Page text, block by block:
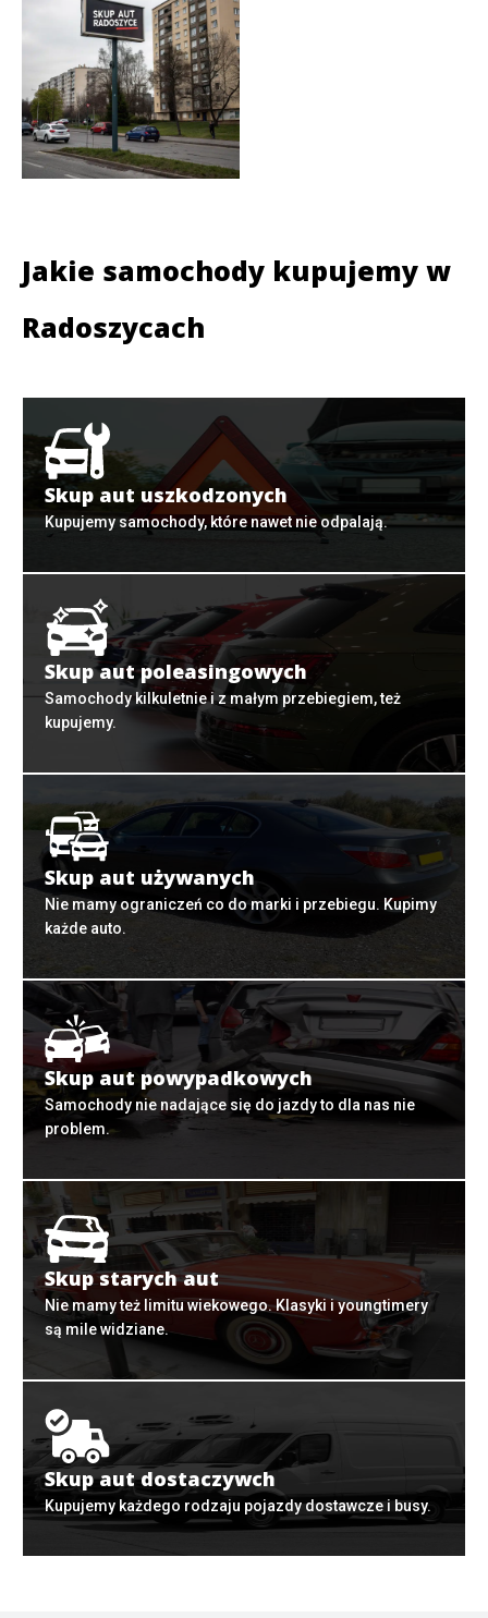
Jakie samochody kupujemy w
Radoszycach
Skup aut uszkodzonych
Kupujemy samochody, które nawet nie odpalają.
Skup aut poleasingowych
Samochody kilkuletnie i z małym przebiegiem, też
kupujemy.
Skup aut używanych
Nie mamy ograniczeń co do marki i przebiegu. Kupimy
każde auto.
Skup aut powypadkowych
Samochody nie nadające się do jazdy to dla nas nie
problem.
Skup starych aut
Nie mamy też limitu wiekowego. Klasyki i youngtimery
są mile widziane.
Skup aut dostaczywch
Kupujemy każdego rodzaju pojazdy dostawcze i busy.